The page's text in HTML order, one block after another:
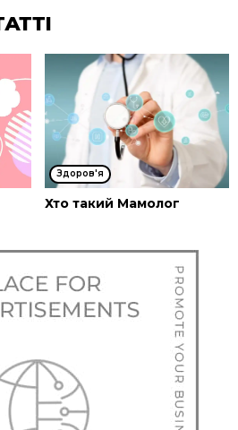
Здоров'я
Хто такий Мамолог